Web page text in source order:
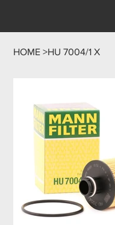
HOME >HU 7004/1 X